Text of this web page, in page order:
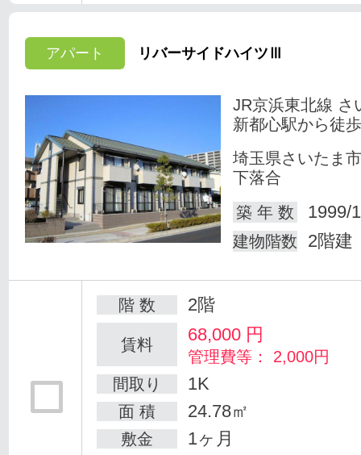
アパート リバーサイドハイツⅢ
JR京浜東北線 さ
新都心駅から徒
埼玉県さいたま
下落合
築 年 数
1999/
建物階数 2階建
階 数 2階
賃料 68,000 円
管理費等： 2,000円
間取り
1K
面 積 24.78㎡
敷金 1ヶ月